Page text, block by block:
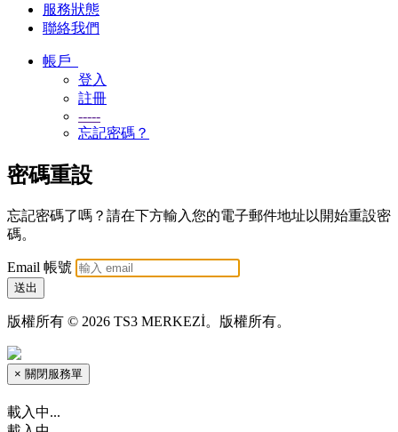
服務狀態
聯絡我們
帳戶
登入
註冊
-----
忘記密碼？
密碼重設
忘記密碼了嗎？請在下方輸入您的電子郵件地址以開始重設密
碼。
Email 帳號
送出
版權所有 © 2026 TS3 MERKEZİ。版權所有。
× 關閉服務單
載入中...